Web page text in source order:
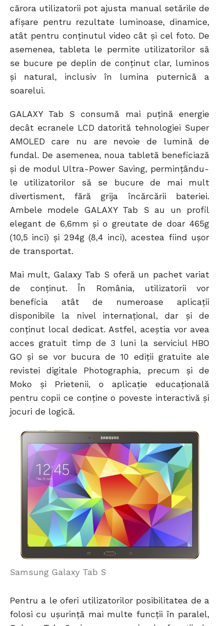
cărora utilizatorii pot ajusta manual setările de
afișare pentru rezultate luminoase, dinamice,
atât pentru conținutul video cât și cel foto. De
asemenea, tableta le permite utilizatorilor să
se bucure pe deplin de conținut clar, luminos
și natural, inclusiv în lumina puternică a
soarelui.
GALAXY Tab S consumă mai puțină energie
decât ecranele LCD datorită tehnologiei Super
AMOLED care nu are nevoie de lumină de
fundal. De asemenea, noua tabletă beneficiază
și de modul Ultra-Power Saving, permințându-
le utilizatorilor să se bucure de mai mult
divertisment, fără grija încărcării bateriei.
Ambele modele GALAXY Tab S au un profil
elegant de 6,6mm și o greutate de doar 465g
(10,5 inci) și 294g (8,4 inci), acestea fiind ușor
de transportat.
Mai mult, Galaxy Tab S oferă un pachet variat
de conținut. În România, utilizatorii vor
beneficia atât de numeroase aplicații
disponibile la nivel internațional, dar și de
conținut local dedicat. Astfel, aceştia vor avea
acces gratuit timp de 3 luni la serviciul HBO
GO și se vor bucura de 10 ediții gratuite ale
revistei digitale Photographia, precum și de
Moko și Prietenii, o aplicație educațională
pentru copii ce conține o poveste interactivă și
jocuri de logică.
Samsung Galaxy Tab S
Pentru a le oferi utilizatorilor posibilitatea de a
folosi cu ușurință mai multe funcții în paralel,